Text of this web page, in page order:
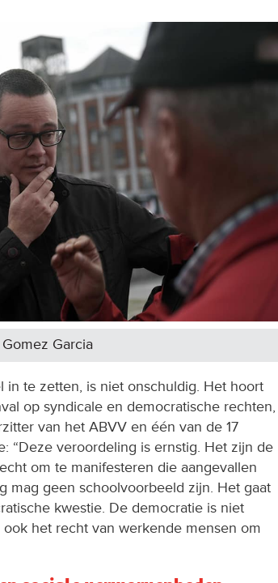
Garcia
in te zetten, is niet onschuldig. Het hoort
op syndicale en democratische rechten,
van het ABVV en één van de 17
“Deze veroordeling is ernstig. Het zijn de
om te manifesteren die aangevallen
mag geen schoolvoorbeeld zijn. Het gaat
kwestie. De democratie is niet
het recht van werkende mensen om